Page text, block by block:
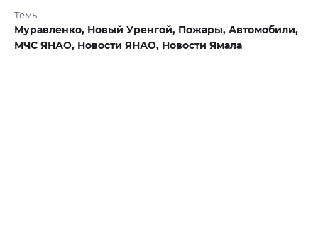
Темы
Муравленко, Новый Уренгой, Пожары, Автомобили,
МЧС ЯНАО, Новости ЯНАО, Новости Ямала